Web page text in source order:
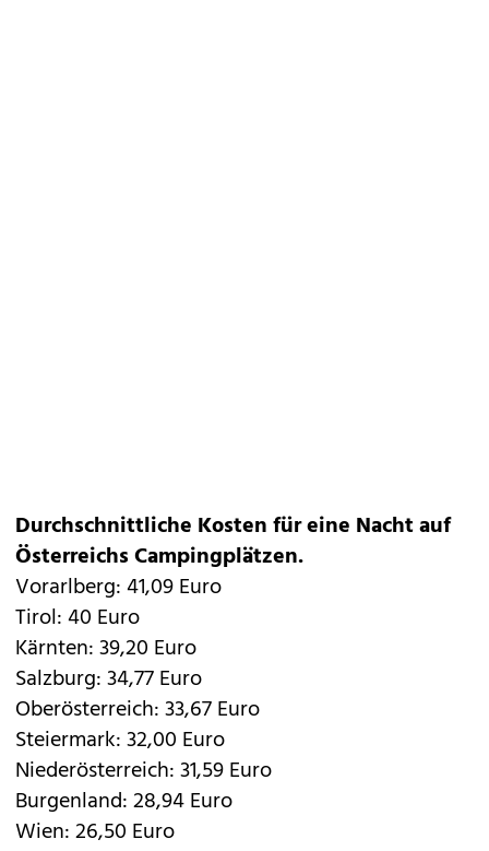
Durchschnittliche Kosten für eine Nacht auf
Österreichs Campingplätzen.
Vorarlberg: 41,09 Euro
Tirol: 40 Euro
Kärnten: 39,20 Euro
Salzburg: 34,77 Euro
Oberösterreich: 33,67 Euro
Steiermark: 32,00 Euro
Niederösterreich: 31,59 Euro
Burgenland: 28,94 Euro
Wien: 26,50 Euro